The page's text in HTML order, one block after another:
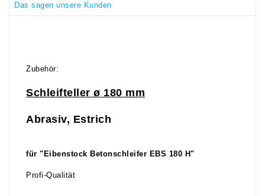
Das sagen unsere Kunden
Zubehör:
Schleifteller ø 180 mm
Abrasiv, Estrich
für "Eibenstock Betonschleifer EBS 180 H"
Profi-Qualität